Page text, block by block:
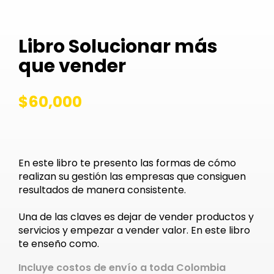
Libro Solucionar más
que vender
$60,000
En este libro te presento las formas de cómo
realizan su gestión las empresas que consiguen
resultados de manera consistente.
Una de las claves es dejar de vender productos y
servicios y empezar a vender valor. En este libro
te enseño como.
Incluye costos de envío a toda Colombia